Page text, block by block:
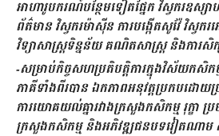
អាហារូបករណ៍បន្ថែមទៀតផ្នែក វិស្វករឧស្សា
ព័ត៌មាន វិស្វករម៉ាស៊ីន ការបង្កើតសូវ៉ែ វិស្វករ
វិទ្យាសាស្ត្រទិន្នន័យ គណិតសាស្ត្រ និងការសិក្ស
-សម្រាប់កិច្ចសហប្រតិបត្តិការក្នុងវិស័យកសិកម្
ភាគីទាំងពីរបាន ឯកភាពអនុវត្តប្រកបដោយ
ការយោគយល់គ្នារវាងក្រសួងកសិកម្ម រុក្ខា ប្
ក្រសួងកសិកម្ម និងអភិវឌ្ឍជនបទវៀតណាម ស្